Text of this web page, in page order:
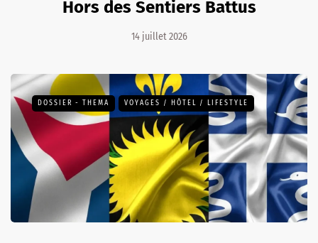
Hors des Sentiers Battus
14 juillet 2026
DOSSIER - THEMA VOYAGES / HÔTEL / LIFESTYLE